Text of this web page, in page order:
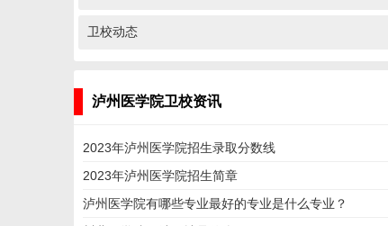
卫校动态
泸州医学院卫校资讯
2023年泸州医学院招生录取分数线
2023年泸州医学院招生简章
泸州医学院有哪些专业最好的专业是什么专业？